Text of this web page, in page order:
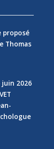
proposé
Thomas
juin 2026